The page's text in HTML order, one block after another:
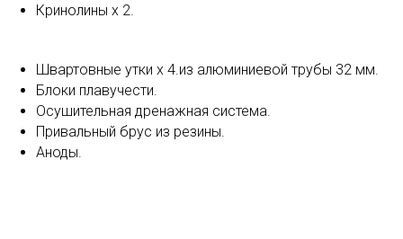
Кринолины х 2.
Швартовные утки x 4.из алюминиевой трубы 32 мм.
Блоки плавучести.
Осушительная дренажная система.
Привальный брус из резины.
Аноды.